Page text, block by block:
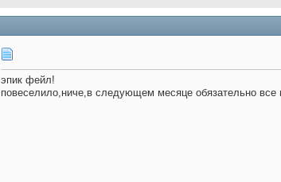
эпик фейл!
повеселило,ниче,в следующем месяце обязательно все